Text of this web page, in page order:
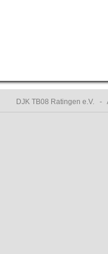
DJK TB08 Ratingen e.V.